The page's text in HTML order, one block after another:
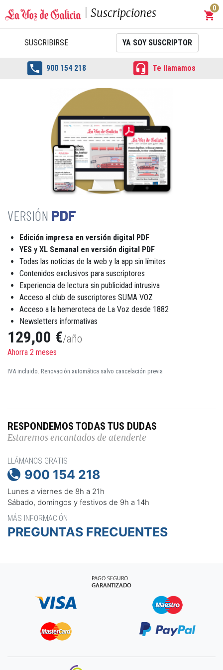
Suscripciones shopping_cart
0
SUSCRIBIRSE YA SOY SUSCRIPTOR
 900 154 218  Te llamamos
PDF
Edición impresa en versión digital PDF
YES y XL Semanal en versión digital PDF
Todas las noticias de la web y la app sin límites
Contenidos exclusivos para suscriptores
Experiencia de lectura sin publicidad intrusiva
Acceso al club de suscriptores SUMA VOZ
Acceso a la hemeroteca de La Voz desde 1882
Newsletters informativas
129,00 €/año
Ahorra 2 meses
IVA incluido. Renovación automática salvo cancelación previa
RESPONDEMOS TODAS TUS DUDAS
Estaremos encantados de atenderte
LLÁMANOS GRATIS
 900 154 218
Lunes a viernes de 8h a 21h
Sábado, domingos y festivos de 9h a 14h
MÁS INFORMACIÓN
PREGUNTAS FRECUENTES